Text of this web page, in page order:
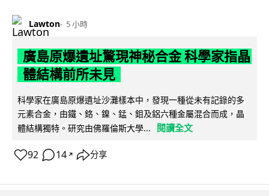
Lawton 5 小時
廣島原爆遺址驚現神秘合金 科學家指晶
體結構前所未見
科學家在廣島原爆遺址沙灘樣本中，發現一種從未有記錄的多
元素合金，由鐵、鉻、鎳、錳、鉬及鋁六種金屬混合而成，晶
體結構獨特。研究由佛羅倫斯大學...
閱讀全文
92 14 ↗ 分享